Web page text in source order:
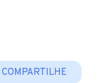
COMPARTILHE